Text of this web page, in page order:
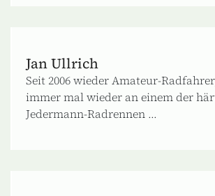
Jan Ullrich
Seit 2006 wieder Amateur-
immer mal wieder an einem der
Jedermann-Radrennen ...